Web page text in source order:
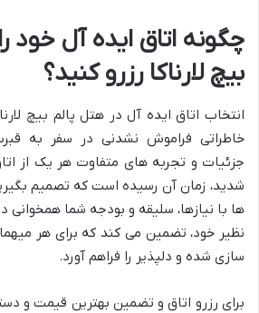
چگونه اتاق ایده آل خود
بیچ لارناکا رزرو کنید؟
انتخاب اتاق ایده آل در هتل پالم بیچ
خاطراتی فراموش نشدنی در سفر به
جزئیات و تجربه های متفاوت هر یک از
شدید، زمان آن رسیده است که تصمیم
ها با نیازها، سلیقه و بودجه شما همخوانی
نظیر خود، تضمین می کند که برای هر
سازی شده و دلپذیر را فراهم آورد.
برای رزرو اتاق و تضمین بهترین قیمت و